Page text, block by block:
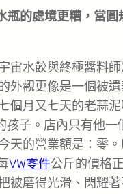
的處境更糟，當
宙水餃與終極醬料
外觀更像是一個被
個月又七天的老蒜
孩子。店內只有他
天的營業額是：零
VW零件公斤的價格
被磨得光滑、閃耀